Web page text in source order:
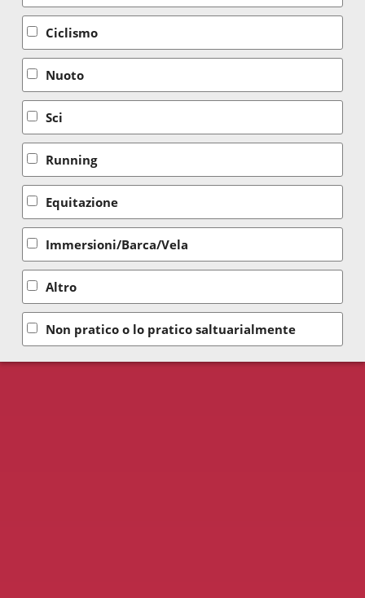
Ciclismo
Nuoto
Sci
Running
Equitazione
Immersioni/Barca/Vela
Altro
Non pratico o lo pratico saltuarialmente